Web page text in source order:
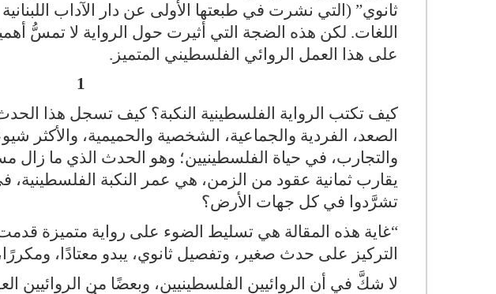
اللغات. لكن هذه الضجة التي أثيرت حول الرواية لا تمسُّ
على هذا العمل الروائي الفلسطيني المتميز .
1
كيف تكتب الرواية الفلسطينية النكبة؟ كيف تسجل هذا
الصعد، الفردية والجماعية، الشخصية والحميمية، والأكثر
والتجارب، في حياة الفلسطينيين؛ وهو الحدث الذي ما زال
يقارب ثمانية عقود من الزمن، هي عمر النكبة الفلسطينية،
تشرَّدوا في كل جهات الأرض؟
“غاية هذه المقالة هي تسليط الضوء على رواية متميزة قدمت
التركيز على حدث صغير، وتفصيل ثانوي، يبدو معتادًا،
لا شكَّ في أن الروائيين الفلسطينيين، وبعضًا من الروائيين